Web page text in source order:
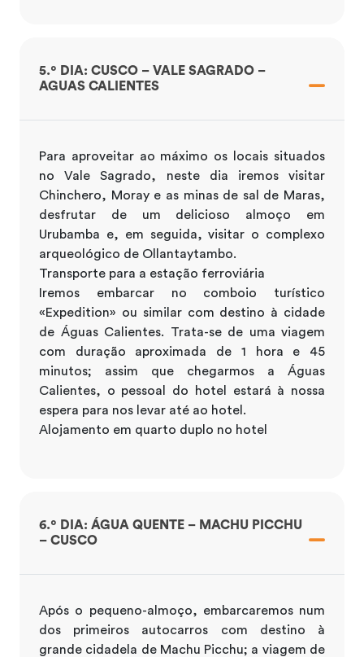
5.º DIA: CUSCO – VALE SAGRADO –
AGUAS CALIENTES
Para aproveitar ao máximo os locais situados
no Vale Sagrado, neste dia iremos visitar
Chinchero, Moray e as minas de sal de Maras,
desfrutar de um delicioso almoço em
Urubamba e, em seguida, visitar o complexo
arqueológico de Ollantaytambo.
Transporte para a estação ferroviária
Iremos embarcar no comboio turístico
«Expedition» ou similar com destino à cidade
de Águas Calientes. Trata-se de uma viagem
com duração aproximada de 1 hora e 45
minutos; assim que chegarmos a Águas
Calientes, o pessoal do hotel estará à nossa
espera para nos levar até ao hotel.
Alojamento em quarto duplo no hotel
6.º DIA: ÁGUA QUENTE – MACHU PICCHU
– CUSCO
Após o pequeno-almoço, embarcaremos num
dos primeiros autocarros com destino à
grande cidadela de Machu Picchu; a viagem de